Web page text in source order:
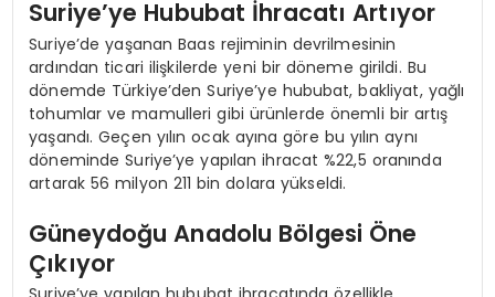
Suriye’ye Hububat İhracatı Artıyor
Suriye’de yaşanan Baas rejiminin devrilmesinin
ardından ticari ilişkilerde yeni bir döneme girildi. Bu
dönemde Türkiye’den Suriye’ye hububat, bakliyat, yağlı
tohumlar ve mamulleri gibi ürünlerde önemli bir artış
yaşandı. Geçen yılın ocak ayına göre bu yılın aynı
döneminde Suriye’ye yapılan ihracat %22,5 oranında
artarak 56 milyon 211 bin dolara yükseldi.
Güneydoğu Anadolu Bölgesi Öne
Çıkıyor